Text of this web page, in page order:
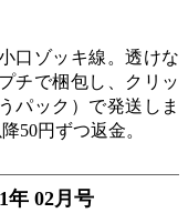
口ゾッキ線。透けな
チで梱包し、クリッ
パック）で発送しま
50円ずつ返金。
年 02月号